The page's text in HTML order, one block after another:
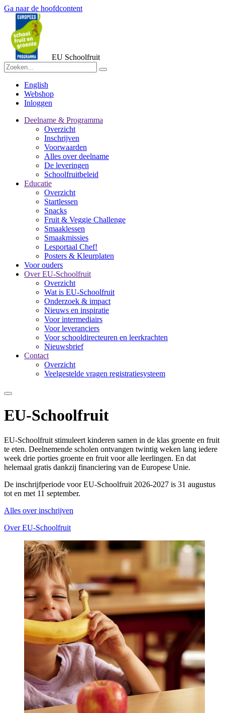
Ga naar de hoofdcontent
EU Schoolfruit
English
Webshop
Inloggen
Deelname & Programma
Overzicht
Inschrijven
Voorwaarden
Alles over deelname
De leveringen
Schoolfruitbeleid
Educatie
Overzicht
Startlessen
Snacks
Fruit & Veggie Challenge
Smaaklessen
Smaakmissies
Lesportaal Chef!
Posters & Kleurplaten
Voor ouders
Over EU-Schoolfruit
Overzicht
Wat is EU-Schoolfruit
Onderzoek & impact
Nieuws en inspiratie
Voor intermediairs
Voor leveranciers
Voor schooldirecteuren en leerkrachten
Nieuwsbrief
Contact
Overzicht
Veelgestelde vragen registratiesysteem
EU-Schoolfruit
EU-Schoolfruit stimuleert kinderen samen in de klas groente en fruit
te eten. Deelnemende scholen ontvangen twintig weken lang iedere
week drie porties groente en fruit voor alle leerlingen. En dat
helemaal gratis dankzij financiering van de Europese Unie.
De inschrijfperiode voor EU-Schoolfruit 2026-2027 is 31 augustus
tot en met 11 september.
Alles over inschrijven
Over EU-Schoolfruit